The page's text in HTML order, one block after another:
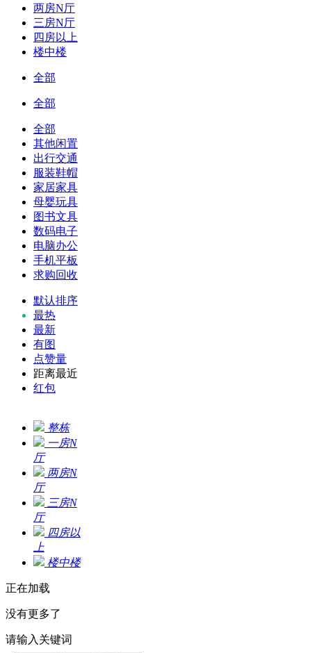
两房N厅
三房N厅
四房以上
楼中楼
全部
全部
全部
其他闲置
出行交通
服装鞋帽
家居家具
母婴玩具
图书文具
数码电子
电脑办公
手机平板
求购回收
默认排序
最热
最新
有图
点赞量
距离最近
红包
整栋
一房N
厅
两房N
厅
三房N
厅
四房以
上
楼中楼
正在加载
没有更多了
请输入关键词